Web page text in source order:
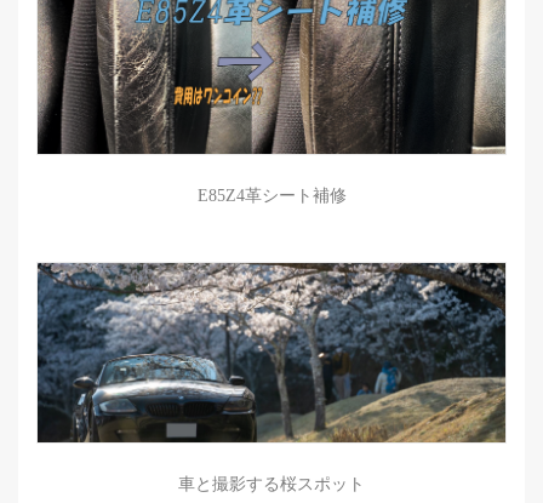
E85Z4革シート補修
車と撮影する桜スポット